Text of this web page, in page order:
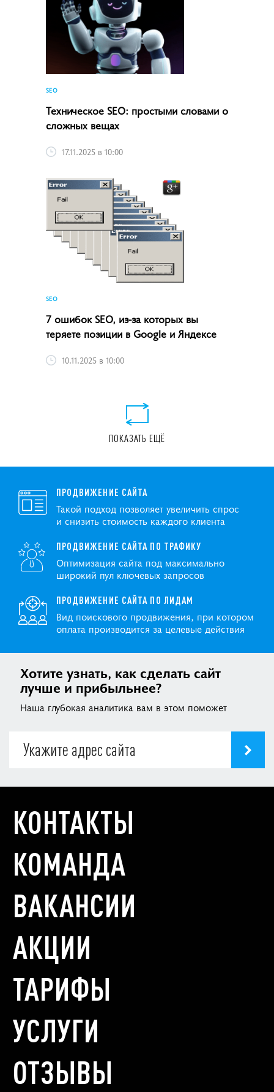
SEO
Техническое SEO: простыми словами о
сложных вещах
17.11.2025 в 10:00
SEO
7 ошибок SEO, из-за которых вы
теряете позиции в Google и Яндексе
10.11.2025 в 10:00
ПОКАЗАТЬ ЕЩЁ
ПРОДВИЖЕНИЕ САЙТА
Такой подход позволяет увеличить спрос
и снизить стоимость каждого клиента
ПРОДВИЖЕНИЕ САЙТА ПО ТРАФИКУ
Оптимизация сайта под максимально
широкий пул ключевых запросов
ПРОДВИЖЕНИЕ САЙТА ПО ЛИДАМ
Вид поискового продвижения, при котором
оплата производится за целевые действия
Хотите узнать, как сделать сайт
лучше и прибыльнее?
Наша глубокая аналитика вам в этом поможет
КОНТАКТЫ
КОМАНДА
ВАКАНСИИ
АКЦИИ
ТАРИФЫ
УСЛУГИ
ОТЗЫВЫ